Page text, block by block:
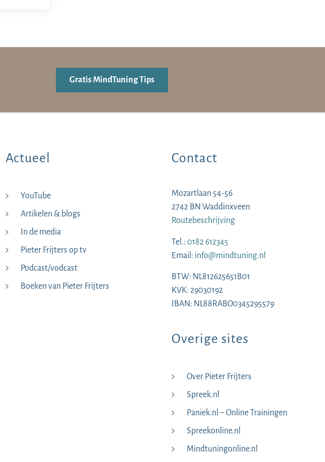
Gratis MindTuning Tips
Actueel
YouTube
Artikelen & blogs
In de media
Pieter Frijters op tv
Podcast/vodcast
Boeken van Pieter Frijters
Contact
Mozartlaan 54-56
2742 BN Waddinxveen
Routebeschrijving
Tel.: 0182 612345
Email: info@mindtuning.nl
BTW: NL812625651B01
KVK: 29030192
IBAN: NL88RABO0345295579
Overige sites
Over Pieter Frijters
Spreek.nl
Paniek.nl – Online Trainingen
Spreekonline.nl
Mindtuningonline.nl